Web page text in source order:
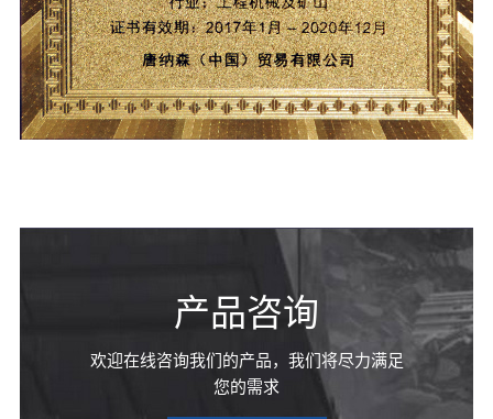
产品咨询
欢迎在线咨询我们的产品，我们将尽力满足
您的需求